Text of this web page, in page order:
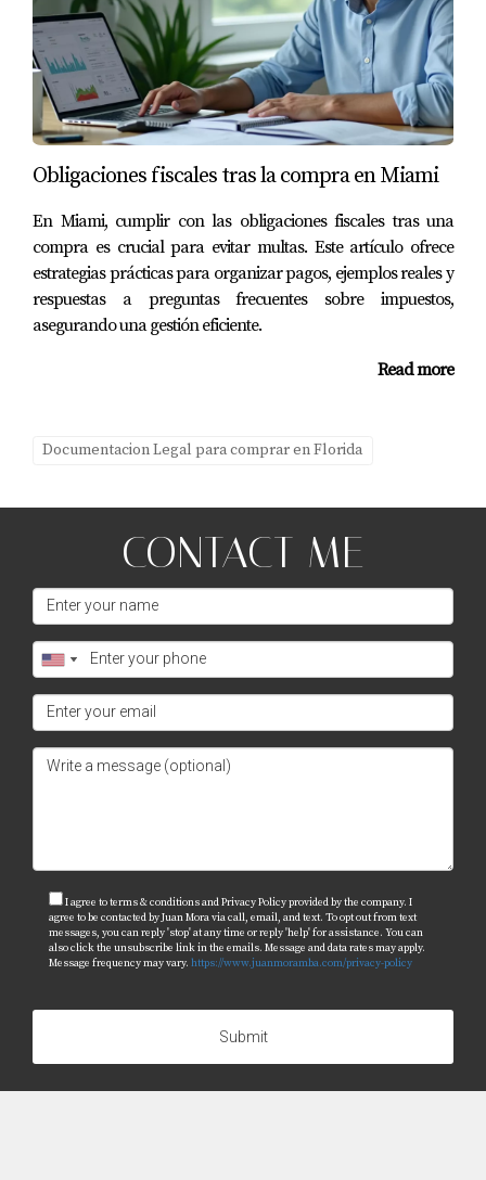
Obligaciones fiscales tras la compra en Miami
En Miami, cumplir con las obligaciones fiscales tras una
compra es crucial para evitar multas. Este artículo ofrece
estrategias prácticas para organizar pagos, ejemplos reales y
respuestas a preguntas frecuentes sobre impuestos,
asegurando una gestión eficiente.
Read more
Documentacion Legal para comprar en Florida
CONTACT ME
I agree to terms & conditions and Privacy Policy provided by the company. I
agree to be contacted by Juan Mora via call, email, and text. To opt out from text
messages, you can reply 'stop' at any time or reply 'help' for assistance. You can
also click the unsubscribe link in the emails. Message and data rates may apply.
Message frequency may vary. https://www.juanmoramba.com/privacy-policy
Submit